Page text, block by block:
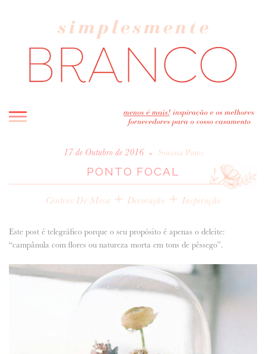
INICIO
BLOG
ENTREVISTAS
FORNECEDORES RECOMENDADOS
ANUNCIE CONNOSCO
17 de Outubro de 2016 • Susana Pinto
PONTO FOCAL
Centros De Mesa + Decoração + Inspiração
Este post é telegráfico porque o seu propósito é apenas o deleite:
“campânula com flores ou natureza morta em tons de pêssego”.